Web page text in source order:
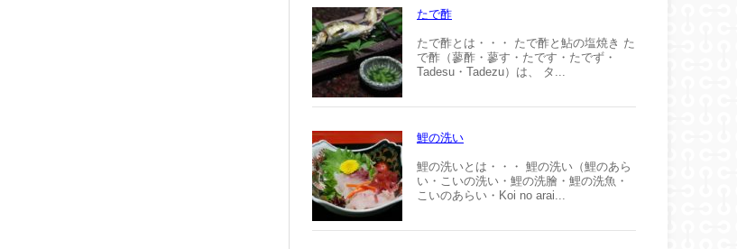
たで酢
たで酢とは・・・ たで酢と鮎の塩焼き た
で酢（蓼酢・蓼す・たです・たでず・
Tadesu・Tadezu）は、 タ...
鯉の洗い
鯉の洗いとは・・・ 鯉の洗い（鯉のあら
い・こいの洗い・鯉の洗膾・鯉の洗魚・
こいのあらい・Koi no arai...